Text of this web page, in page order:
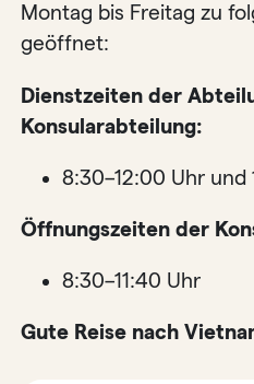
Montag bis Freitag zu
geöffnet:
Dienstzeiten der
Konsularabteilung:
8:30–12:00 Uhr und
Öffnungszeiten der
8:30–11:40 Uhr
Gute Reise nach